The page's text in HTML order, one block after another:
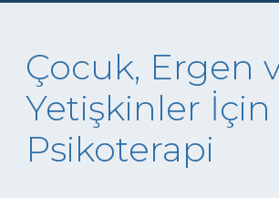
Çocuk, Ergen
Yetişkinler İçin
Psikoterapi